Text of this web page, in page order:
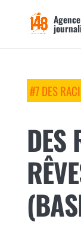
#7 DES
DES